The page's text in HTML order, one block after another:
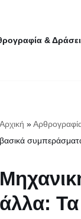
&
Αρχική »
βασικά
άλλα: